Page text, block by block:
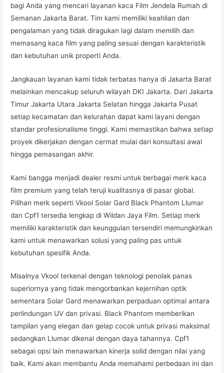
bagi Anda yang mencari layanan kaca Film Jendela Rumah di
Semanan Jakarta Barat. Tim kami memiliki keahlian dan
pengalaman yang tidak diragukan lagi dalam memilih dan
memasang kaca film yang paling sesuai dengan karakteristik
dan kebutuhan unik properti Anda.
Jangkauan layanan kami tidak terbatas hanya di Jakarta Barat
melainkan mencakup seluruh wilayah DKI Jakarta. Dari Jakarta
Timur Jakarta Utara Jakarta Selatan hingga Jakarta Pusat
setiap kecamatan dan kelurahan dapat kami layani dengan
standar profesionalisme tinggi. Kami memastikan bahwa setiap
proyek dikerjakan dengan cermat mulai dari konsultasi awal
hingga pemasangan akhir.
Kami bangga menjadi dealer resmi untuk berbagai merk kaca
film premium yang telah teruji kualitasnya di pasar global.
Pilihan merk seperti Vkool Solar Gard Black Phantom Llumar
dan Cpf1 tersedia lengkap di Wildan Jaya Film. Setiap merk
memiliki karakteristik dan keunggulan tersendiri memungkinkan
kami untuk menawarkan solusi yang paling pas untuk
kebutuhan spesifik Anda.
Misalnya Vkool terkenal dengan teknologi penolak panas
superiornya yang tidak mengorbankan kejernihan optik
sementara Solar Gard menawarkan perpaduan optimal antara
perlindungan UV dan privasi. Black Phantom memberikan
tampilan yang elegan dan gelap cocok untuk privasi maksimal
sedangkan Llumar dikenal dengan daya tahannya. Cpf1
sebagai opsi lain menawarkan kinerja solid dengan nilai yang
baik. Kami akan membantu Anda memahami perbedaan ini dan